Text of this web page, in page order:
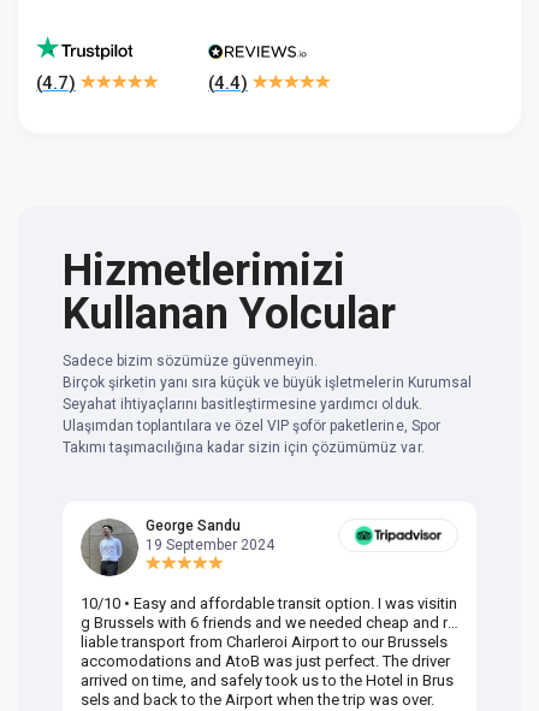
(4.7) (4.4)
Hizmetlerimizi
Kullanan Yolcular
Sadece bizim sözümüze güvenmeyin.
Birçok şirketin yanı sıra küçük ve büyük işletmelerin Kurumsal
Seyahat ihtiyaçlarını basitleştirmesine yardımcı olduk.
Ulaşımdan toplantılara ve özel VIP şoför paketlerine, Spor
Takımı taşımacılığına kadar sizin için çözümümüz var.
George Sandu
19 September 2024
10/10 • Easy and affordable transit option. I was visitin
g Brussels with 6 friends and we needed cheap and re
liable transport from Charleroi Airport to our Brussels
accomodations and AtoB was just perfect. The driver
arrived on time, and safely took us to the Hotel in Brus
sels and back to the Airport when the trip was over.